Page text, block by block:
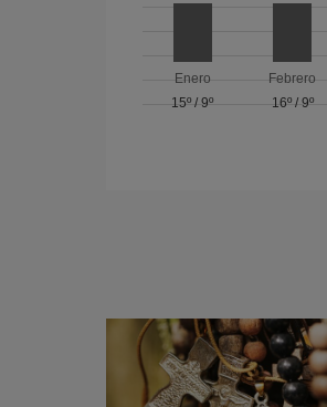
Enero
15º /9º
Febrero
16º/ 9º